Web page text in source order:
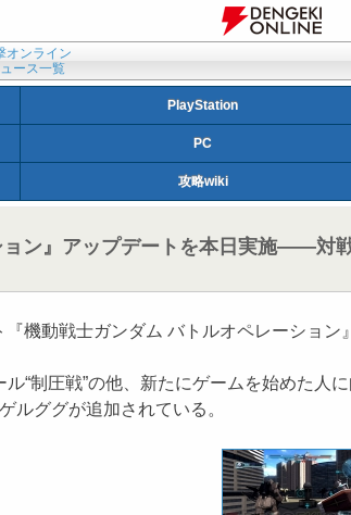
オンライン
ース一覧
PlayStation
PC
攻略wiki
ョン』アップデートを本日実施――対
機動戦士ガンダム バトルオペレーション
“制圧戦”の他、新たにゲームを始めた人
ルググが追加されている。